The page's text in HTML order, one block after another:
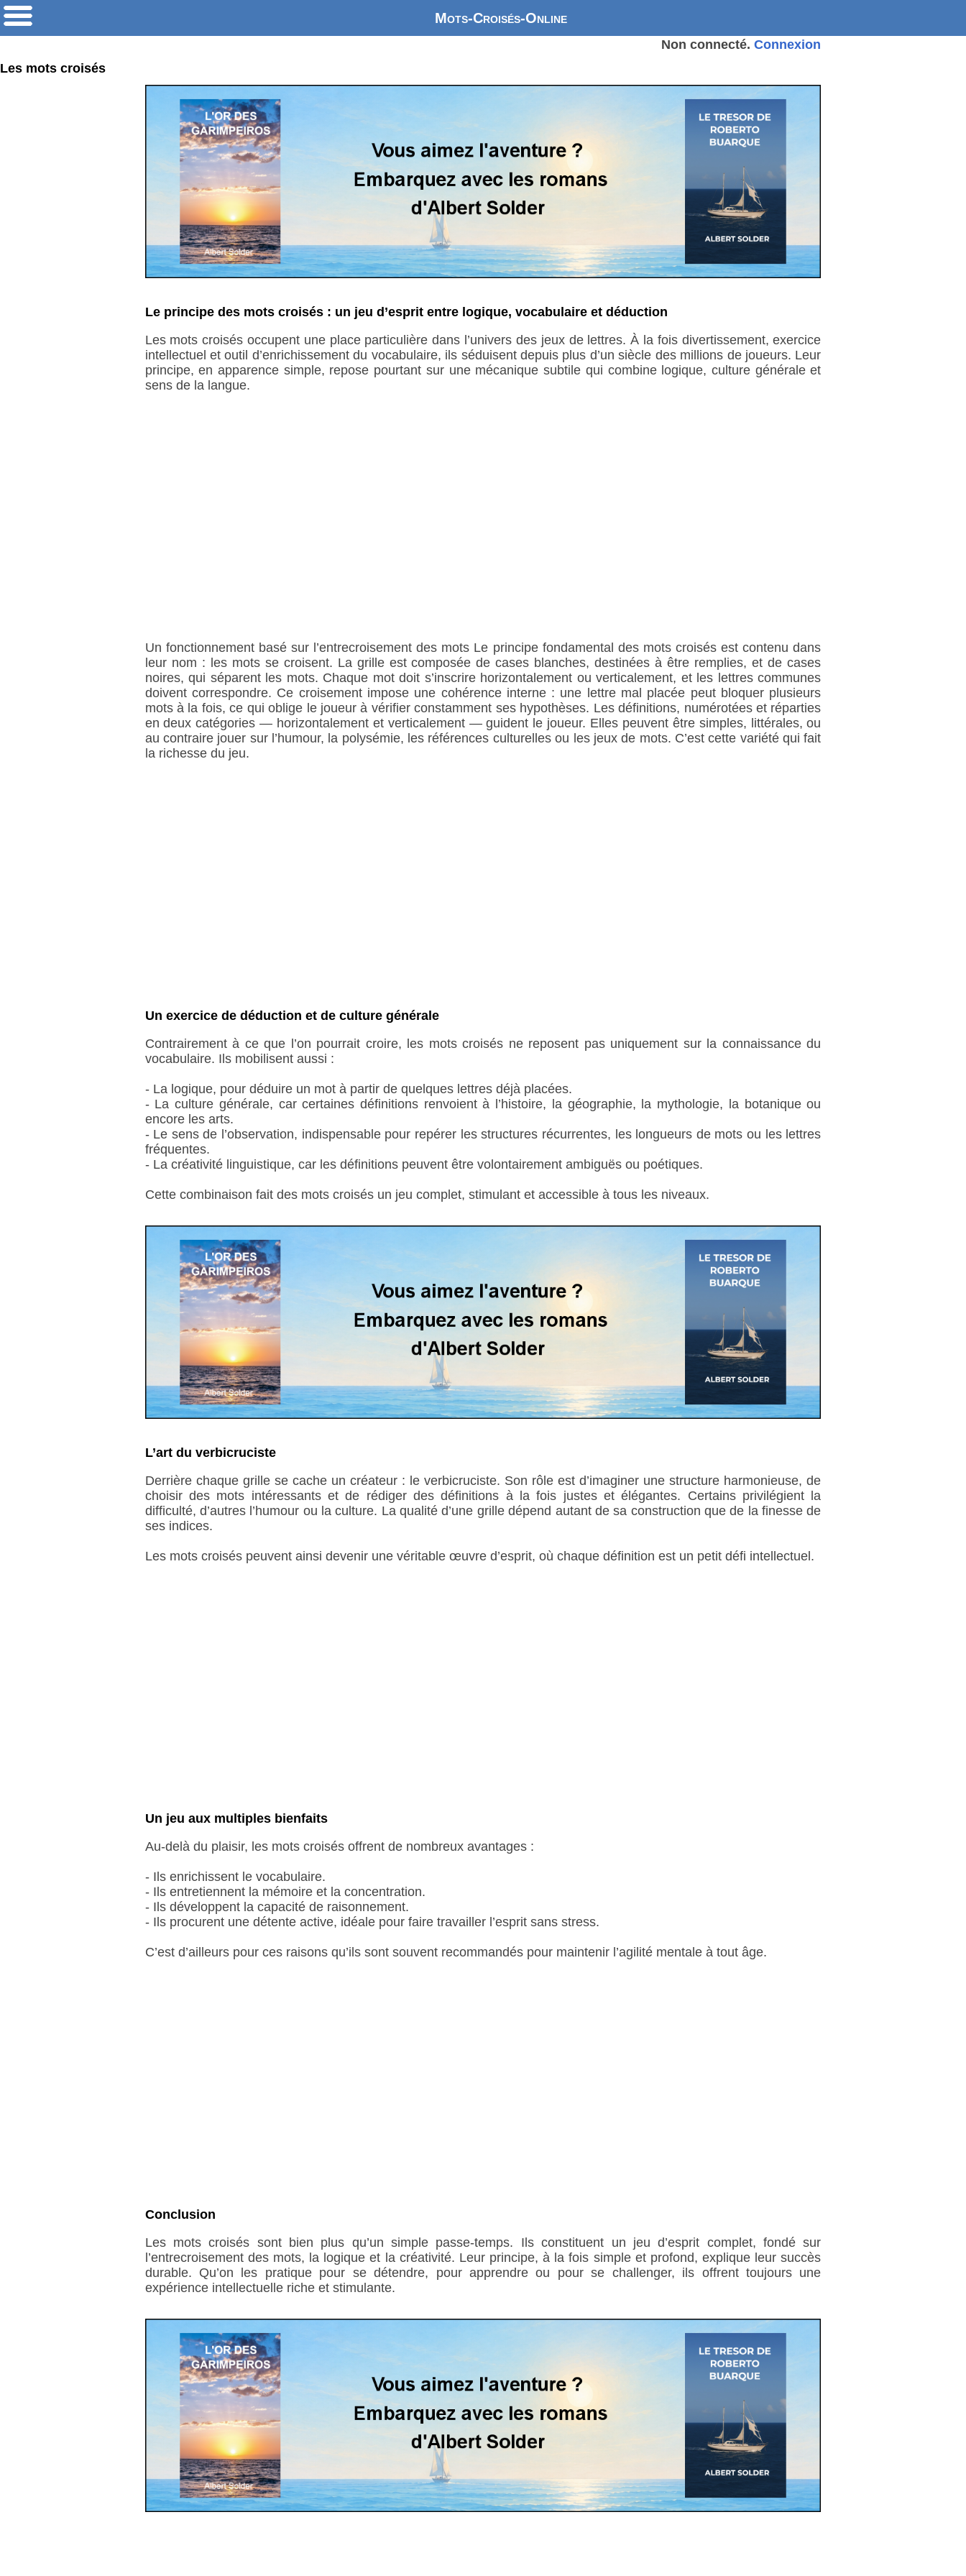
Mots-Croisés-Online
Non connecté.Connexion
Les mots croisés
Le principe des mots croisés : un jeu d’esprit entre logique, vocabulaire et déduction
Les mots croisés occupent une place particulière dans l’univers des jeux de lettres. À la fois divertissement, exercice
intellectuel et outil d’enrichissement du vocabulaire, ils séduisent depuis plus d’un siècle des millions de joueurs. Leur
principe, en apparence simple, repose pourtant sur une mécanique subtile qui combine logique, culture générale et
sens de la langue.
Un fonctionnement basé sur l’entrecroisement des mots Le principe fondamental des mots croisés est contenu dans
leur nom : les mots se croisent. La grille est composée de cases blanches, destinées à être remplies, et de cases
noires, qui séparent les mots. Chaque mot doit s’inscrire horizontalement ou verticalement, et les lettres communes
doivent correspondre. Ce croisement impose une cohérence interne : une lettre mal placée peut bloquer plusieurs
mots à la fois, ce qui oblige le joueur à vérifier constamment ses hypothèses. Les définitions, numérotées et réparties
en deux catégories — horizontalement et verticalement — guident le joueur. Elles peuvent être simples, littérales, ou
au contraire jouer sur l’humour, la polysémie, les références culturelles ou les jeux de mots. C’est cette variété qui fait
la richesse du jeu.
Un exercice de déduction et de culture générale
Contrairement à ce que l’on pourrait croire, les mots croisés ne reposent pas uniquement sur la connaissance du
vocabulaire. Ils mobilisent aussi :
- La logique, pour déduire un mot à partir de quelques lettres déjà placées.
- La culture générale, car certaines définitions renvoient à l’histoire, la géographie, la mythologie, la botanique ou
encore les arts.
- Le sens de l’observation, indispensable pour repérer les structures récurrentes, les longueurs de mots ou les lettres
fréquentes.
- La créativité linguistique, car les définitions peuvent être volontairement ambiguës ou poétiques.
Cette combinaison fait des mots croisés un jeu complet, stimulant et accessible à tous les niveaux.
L’art du verbicruciste
Derrière chaque grille se cache un créateur : le verbicruciste. Son rôle est d’imaginer une structure harmonieuse, de
choisir des mots intéressants et de rédiger des définitions à la fois justes et élégantes. Certains privilégient la
difficulté, d’autres l’humour ou la culture. La qualité d’une grille dépend autant de sa construction que de la finesse de
ses indices.
Les mots croisés peuvent ainsi devenir une véritable œuvre d’esprit, où chaque définition est un petit défi intellectuel.
Un jeu aux multiples bienfaits
Au-delà du plaisir, les mots croisés offrent de nombreux avantages :
- Ils enrichissent le vocabulaire.
- Ils entretiennent la mémoire et la concentration.
- Ils développent la capacité de raisonnement.
- Ils procurent une détente active, idéale pour faire travailler l’esprit sans stress.
C’est d’ailleurs pour ces raisons qu’ils sont souvent recommandés pour maintenir l’agilité mentale à tout âge.
Conclusion
Les mots croisés sont bien plus qu’un simple passe-temps. Ils constituent un jeu d’esprit complet, fondé sur
l’entrecroisement des mots, la logique et la créativité. Leur principe, à la fois simple et profond, explique leur succès
durable. Qu’on les pratique pour se détendre, pour apprendre ou pour se challenger, ils offrent toujours une
expérience intellectuelle riche et stimulante.